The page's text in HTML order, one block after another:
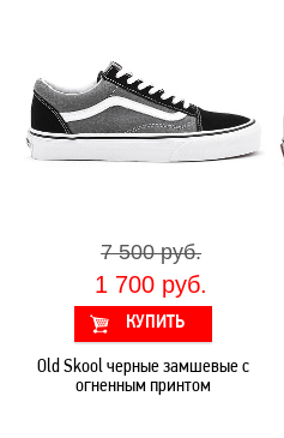
7 500 руб.
1 700 руб.
Old Skool черные замшевые с
огненным принтом